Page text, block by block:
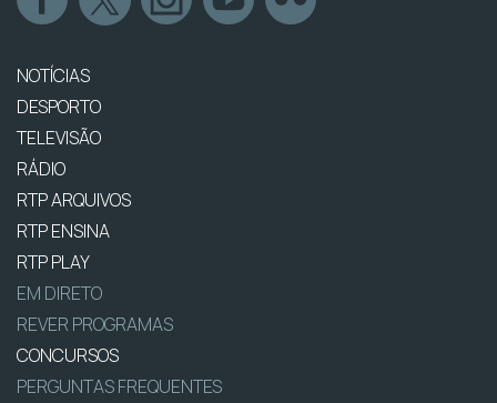
NOTÍCIAS
DESPORTO
TELEVISÃO
RÁDIO
RTP ARQUIVOS
RTP ENSINA
RTP PLAY
EM DIRETO
REVER PROGRAMAS
CONCURSOS
PERGUNTAS FREQUENTES